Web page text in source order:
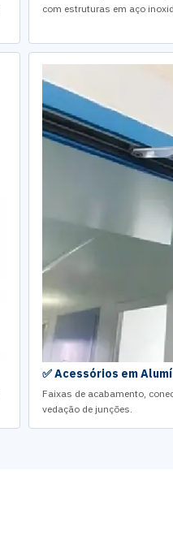
com estruturas em aço
✅ Acessórios em
Faixas de acabamento,
vedação de junções.